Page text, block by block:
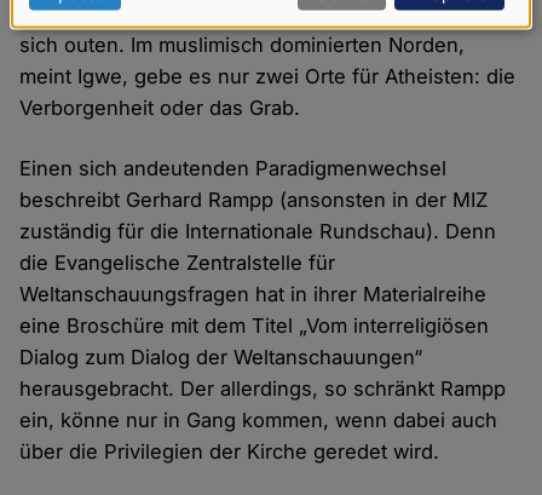
Stand, ein normales Leben zu führen, sobald sie
sich outen. Im muslimisch dominierten Norden,
meint Igwe, gebe es nur zwei Orte für Atheisten: die
Verborgenheit oder das Grab.
Einen sich andeutenden Paradigmenwechsel
beschreibt Gerhard Rampp (ansonsten in der MIZ
zuständig für die Internationale Rundschau). Denn
die Evangelische Zentralstelle für
Weltanschauungsfragen hat in ihrer Materialreihe
eine Broschüre mit dem Titel „Vom interreligiösen
Dialog zum Dialog der Weltanschauungen“
herausgebracht. Der allerdings, so schränkt Rampp
ein, könne nur in Gang kommen, wenn dabei auch
über die Privilegien der Kirche geredet wird.
Daten
und
Cookies